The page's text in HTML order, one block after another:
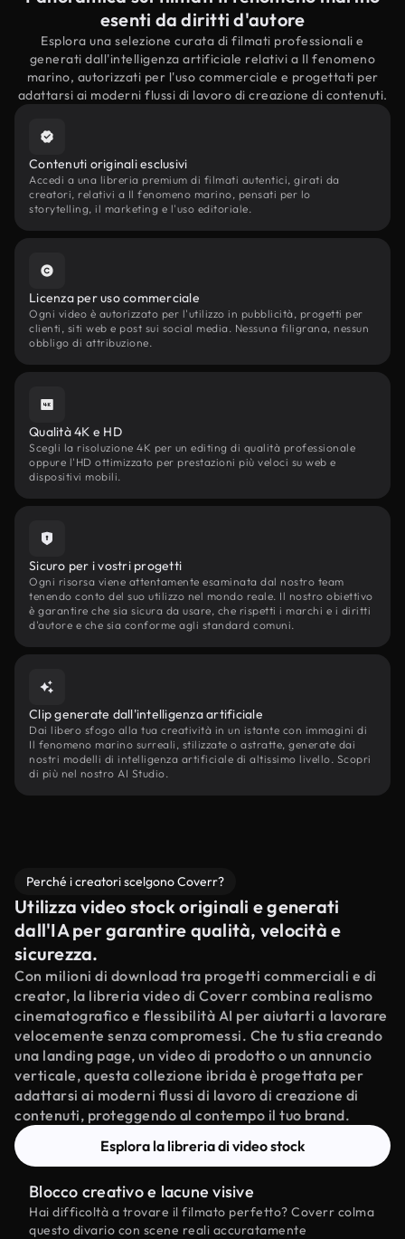
esenti da diritti d'autore
Esplora una selezione curata di filmati professionali e
generati dall'intelligenza artificiale relativi a Il fenomeno
marino, autorizzati per l'uso commerciale e progettati per
adattarsi ai moderni flussi di lavoro di creazione di contenuti.
Contenuti originali esclusivi
Accedi a una libreria premium di filmati autentici, girati da
creatori, relativi a Il fenomeno marino, pensati per lo
storytelling, il marketing e l'uso editoriale.
Licenza per uso commerciale
Ogni video è autorizzato per l'utilizzo in pubblicità, progetti per
clienti, siti web e post sui social media. Nessuna filigrana, nessun
obbligo di attribuzione.
Qualità 4K e HD
Scegli la risoluzione 4K per un editing di qualità professionale
oppure l'HD ottimizzato per prestazioni più veloci su web e
dispositivi mobili.
Sicuro per i vostri progetti
Ogni risorsa viene attentamente esaminata dal nostro team
tenendo conto del suo utilizzo nel mondo reale. Il nostro obiettivo
è garantire che sia sicura da usare, che rispetti i marchi e i diritti
d'autore e che sia conforme agli standard comuni.
Clip generate dall'intelligenza artificiale
Dai libero sfogo alla tua creatività in un istante con immagini di
Il fenomeno marino surreali, stilizzate o astratte, generate dai
nostri modelli di intelligenza artificiale di altissimo livello. Scopri
di più nel nostro AI Studio.
Perché i creatori scelgono Coverr?
Utilizza video stock originali e generati
dall'IA per garantire qualità, velocità e
sicurezza.
Con milioni di download tra progetti commerciali e di
creator, la libreria video di Coverr combina realismo
cinematografico e flessibilità AI per aiutarti a lavorare
velocemente senza compromessi. Che tu stia creando
una landing page, un video di prodotto o un annuncio
verticale, questa collezione ibrida è progettata per
adattarsi ai moderni flussi di lavoro di creazione di
contenuti, proteggendo al contempo il tuo brand.
Esplora la libreria di video stock
Blocco creativo e lacune visive
Hai difficoltà a trovare il filmato perfetto? Coverr colma
questo divario con scene reali accuratamente